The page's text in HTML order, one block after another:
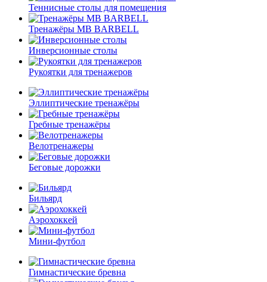
Теннисные столы для помещения
Тренажёры MB BARBELL
Инверсионные столы
Рукоятки для тренажеров
Эллиптические тренажёры
Гребные тренажёры
Велотренажеры
Беговые дорожки
Бильярд
Аэрохоккей
Мини-футбол
Гимнастические бревна